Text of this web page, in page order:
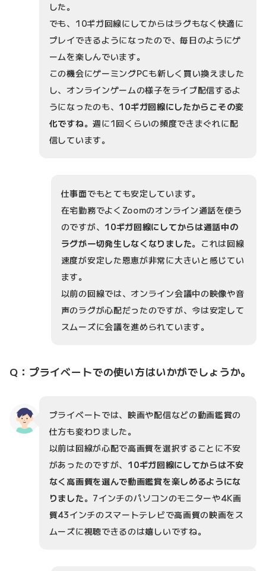
した。
でも、10ギガ回線にしてからはラグもなく快適に
プレイできるようになったので、毎日のようにゲ
ームを楽しんでいます。
この機会にゲーミングPCも新しく買い換えました
し、オンラインゲームの様子をライブ配信するよ
うになったのも、 10ギガ回線にしたからこその変
化ですね。週に1回くらいの頻度できまぐれに配
信しています。
仕事面でもとても安定しています。
在宅勤務でよくZoomのオンライン通話を使う
のですが、 10ギガ回線にしてからは通話中の
ラグが一切発生しなくなりました。これは回線
速度が安定した恩恵が非常に大きいと感じてい
ます。
以前の回線では、オンライン会議中の映像や音
声のラグが心配だったのですが、今は安定して
スムーズに会議を進められています。
Q：プライベートでの使い方はいかがでしょうか。
プライベートでは、映画や配信などの動画鑑賞の
仕方も変わりました。
以前は回線が心配で高画質を選択することに不安
があったのですが、 10ギガ回線にしてからは不安
なく高画質を選んで動画鑑賞を楽しめるようにな
りました。7インチのパソコンのモニターや4K画
質43インチのスマートテレビで高画質の映画をス
ムーズに視聴できるのは嬉しいですね。